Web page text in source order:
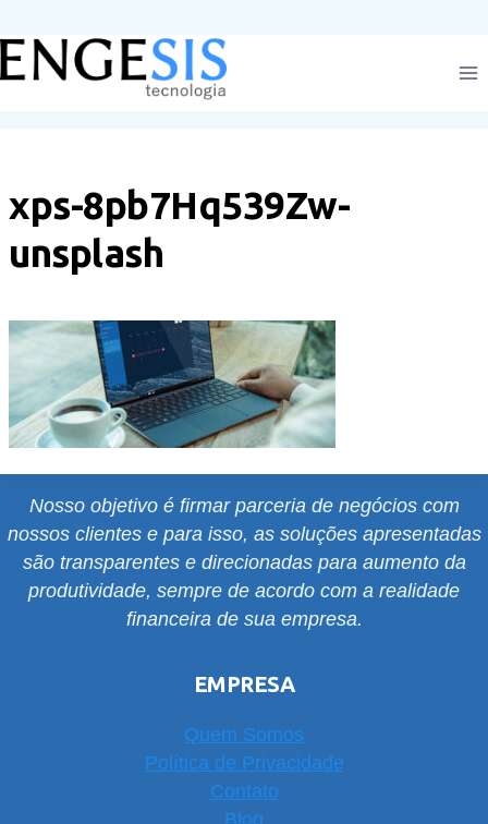
Pular
para
xps-8pb7Hq539Zw-
unsplash
Nosso objetivo é firmar parceria de negócios com
nossos clientes e para isso, as soluções apresentadas
são transparentes e direcionadas para aumento da
produtividade, sempre de acordo com a realidade
financeira de sua empresa.
EMPRESA
Quem Somos
Política de Privacidade
Contato
Blog